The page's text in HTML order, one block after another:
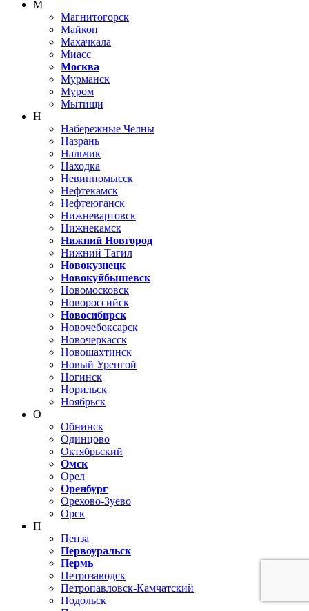
М
Магнитогорск
Майкоп
Махачкала
Миасс
Москва
Мурманск
Муром
Мытищи
Н
Набережные Челны
Назрань
Нальчик
Находка
Невинномысск
Нефтекамск
Нефтеюганск
Нижневартовск
Нижнекамск
Нижний Новгород
Нижний Тагил
Новокузнецк
Новокуйбышевск
Новомосковск
Новороссийск
Новосибирск
Новочебоксарск
Новочеркасск
Новошахтинск
Новый Уренгой
Ногинск
Норильск
Ноябрьск
О
Обнинск
Одинцово
Октябрьский
Омск
Орел
Оренбург
Орехово-Зуево
Орск
П
Пенза
Первоуральск
Пермь
Петрозаводск
Петропавловск-Камчатский
Подольск